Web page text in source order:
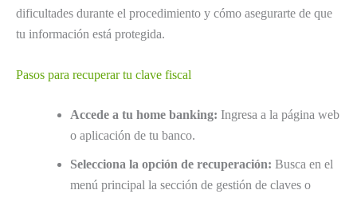
dificultades durante el procedimiento y cómo asegurarte de que
tu información está protegida.
Pasos para recuperar tu clave fiscal
Accede a tu home banking: Ingresa a la página web
o aplicación de tu banco.
Selecciona la opción de recuperación: Busca en el
menú principal la sección de gestión de claves o